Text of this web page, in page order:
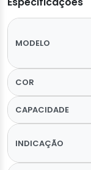
MODELO
COR
CAPACIDADE
INDICAÇÃO